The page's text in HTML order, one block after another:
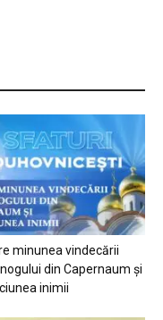
minunea vindecării
din Capernaum și
inimii